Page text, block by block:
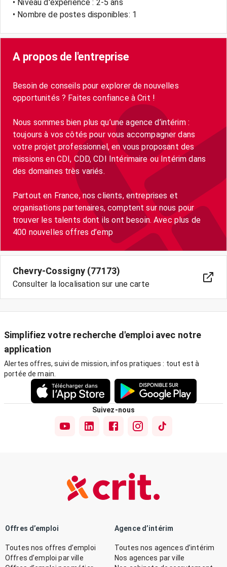
• Niveau d'expérience : 2-5 ans
• Nombre de postes disponibles: 1
A propos de l'entreprise
Besoin de conseils pour explorer de nouvelles
opportunités ? Faites confiance à Crit !
Nous sommes bien plus qu’une agence d’intérim :
toujours à vos côtés pour vous accompagner dans
votre projet professionnel, en vous proposant des
missions en CDI, CDD, CDI Intérimaire ou Intérim dans
des domaines très variés.
Partout en France, nos clients, entreprises et
organisations partenaires, comptent sur nous pour
trouver les talents dont ils ont besoin. Avec plus de
400 nouvelles offres d’emp
Chevry-Cossigny (77173)
Consulter la localisation sur une carte
Simplifiez votre recherche d'emploi avec notre
application
Alertes offres, suivi de mission, infos pratiques : tout est à
portée de main.
Suivez-nous
Offres d’emploi
Toutes nos offres d’emploi
Offres d’emploi par ville
Agence d’intérim
Toutes nos agences d’intérim
Nos agences par ville